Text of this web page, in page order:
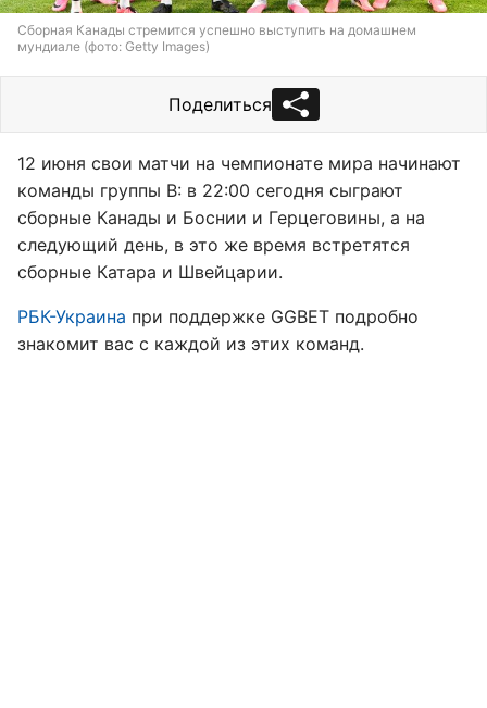
Сборная Канады стремится успешно выступить на домашнем
мундиале (фото: Getty Images)
Поделиться
12 июня свои матчи на чемпионате мира начинают
команды группы B: в 22:00 сегодня сыграют
сборные Канады и Боснии и Герцеговины, а на
следующий день, в это же время встретятся
сборные Катара и Швейцарии.
РБК-Украина при поддержке GGBET подробно
знакомит вас с каждой из этих команд.